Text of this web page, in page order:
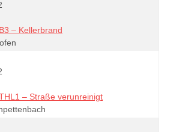
B3 – Kellerbrand
– Straße verunreinigt